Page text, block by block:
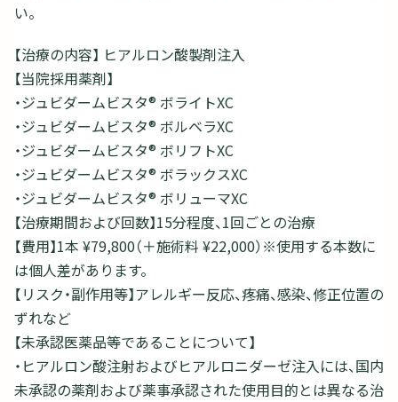
い。
【治療の内容】 ヒアルロン酸製剤注入
【当院採用薬剤】
・ジュビダームビスタ® ボライトXC
・ジュビダームビスタ® ボルベラXC
・ジュビダームビスタ® ボリフトXC
・ジュビダームビスタ® ボラックスXC
・ジュビダームビスタ® ボリューマXC
【治療期間および回数】15分程度、1回ごとの治療
【費用】1本 ¥79,800（＋施術料 ¥22,000）※使用する本数に
は個人差があります。
【リスク・副作用等】アレルギー反応、疼痛、感染、修正位置の
ずれなど
【未承認医薬品等であることについて】
・ヒアルロン酸注射およびヒアルロニダーゼ注入には、国内
未承認の薬剤および薬事承認された使用目的とは異なる治